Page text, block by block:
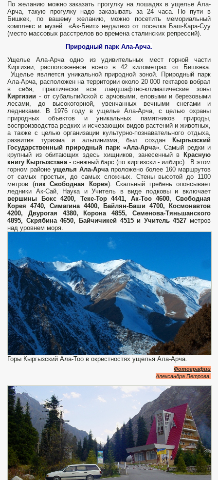
По желанию можно заказать прогулку на лошадях в ущелье Ала-
Арча, такую прогулку надо заказывать за 24 часа. По пути в
Бишкек, по вашему желанию, можно посетить мемориальный
комплекс и музей «Ак-Беит» недалеко от поселка Баш-Кара-Суу
(место массовых расстрелов во времена сталинских репрессий).
Природный парк Ала-Арча.
Ущелье Ала-Арча одно из удивительных мест горной части
Киргизии, расположенное всего в 42 километрах от Бишкека.
Ущелье является уникальной природной зоной. Природный парк
Ала-Арча, расположен на территории около 20 000 гектаров вобрал
в себя, практически все ландшафтно-климатические зоны
Киргизии - от субальпийской с арчовыми, еловыми и березовыми
лесами, до высокогорной, увенчанных вечными снегами и
ледниками. В 1976 году в ущелье Ала-Арча, с целью охраны
природных объектов и уникальных памятников природы,
воспроизводства редких и исчезающих видов растений и животных,
а также с целью организации культурно-познавательного отдыха,
развития туризма и альпинизма, был создан
Кыргызский
Государственный природный парк «Ала-Арча». Самый редки и
крупный из обитающих здесь хищников, занесенный в
Красную
книгу Кыргызстана- снежный барс (по киргизски - илбирс). В этом
горном районе ущелья Ала-Арчапроложено более 160 маршрутов
от самых простых, до самых сложных. Стены высотой до 1100
метров (пик Свободная Корея). Скальный гребень опоясывает
ледники Ак-Сай, Наука и Учитель в виде подковы и включает
вершины Бокс 4200, Теке-Тор 4441, Ак-Тоо 4600, Свободная
Корея 4740, Симагина 4400, Байлян-Баши 4700, Космонавтов
4200, Двурогая 4380, Корона 4855, Семенова-Тяньшанского
4895, Скрябина 4650, Байчичикей 4515 и Учитель 4527 метров
над уровнем моря.
Горы Кыргызский Ала-Тоо в окрестностях ущелья Ала-Арча.
Фотографии
Александра Петрова.